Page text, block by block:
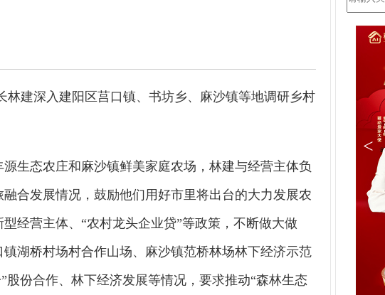
林建深入建阳区莒口镇、书坊乡、麻沙镇等地调研乡村
生态农庄和麻沙镇鲜美家庭农场，林建与经营主体负
合发展情况，鼓励他们用好市里将出台的大力发展农
经营主体、“农村龙头企业贷”等政策，不断做大做
湖桥村场村合作山场、麻沙镇范桥林场林下经济示范
股份合作、林下经济发展等情况，要求推动“森林生态